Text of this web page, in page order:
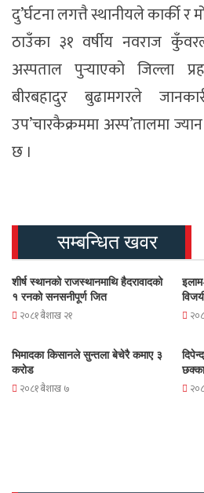
दु’र्घटना लगत्तै स्थानीयले कार्की
ठाउँका ३१ वर्षीय नवराज
अस्पताल पुर्‍याएको जिल्ला
बीरबहादुर बुढामगरले
उप’चारकैक्रममा अस्प’तालमा
छ ।
सम्बन्धित खवर
शीर्ष स्थानको राजस्थानमाथि हैदरावादको
१ रनको सनसनीपूर्ण जित
२०८१ बैशाख २१
भिमादका किसानले सुन्तला बेचेरै कमाए ३
करोड
२०८१ बैशाख ७
छक्का